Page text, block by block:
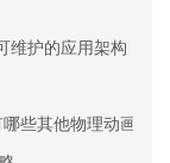
维护的应用架构
些其他物理动画库